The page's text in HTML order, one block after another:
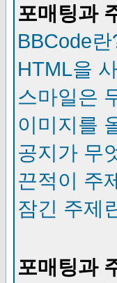
포매팅과
BBCode란
HTML을
스마일은
이미지를
공지가 무
끈적이 주
잠긴 주제
포매팅과